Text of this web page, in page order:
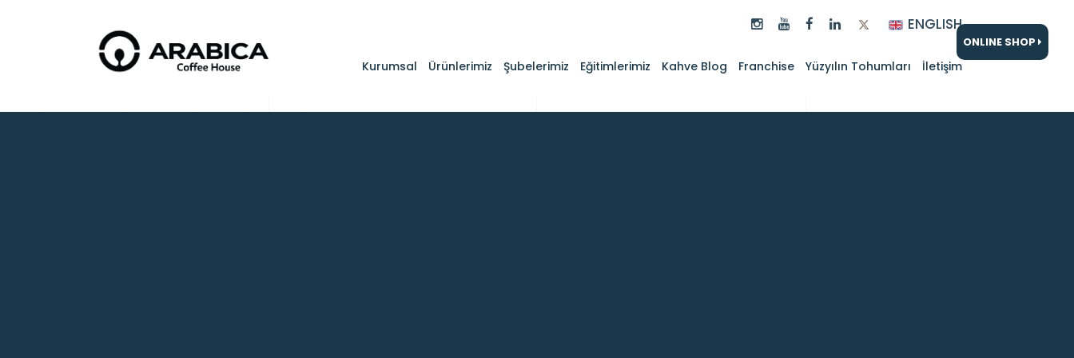
ENGLISH
Kurumsal Ürünlerimiz Şubelerimiz Eğitimlerimiz Kahve Blog Franchise Yüzyılın Tohumları İletişim
ONLINE SHOP